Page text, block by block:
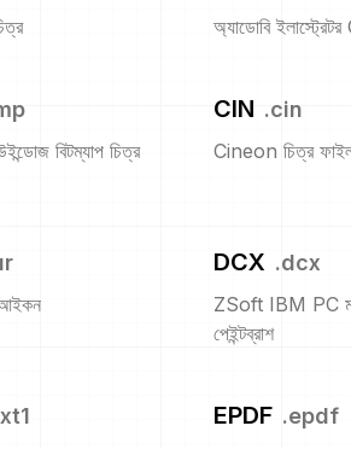
অ্যাডোবি
বিটম্যাপ চিত্র
CIN .cin
Cineon চিত্র
DCX .dcx
ZSoft IBM PC
পেইন্টব্রাশ
EPDF .epdf